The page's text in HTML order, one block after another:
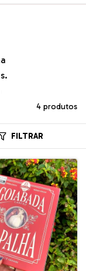
4 produtos
FILTRAR